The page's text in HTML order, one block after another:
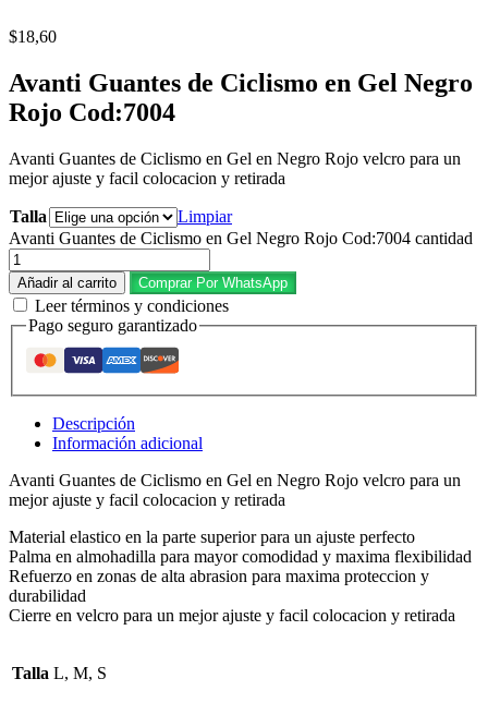
$18,60
Avanti Guantes de Ciclismo en Gel Negro
Rojo Cod:7004
Avanti Guantes de Ciclismo en Gel en Negro Rojo velcro para un
mejor ajuste y facil colocacion y retirada
Talla
Limpiar
Avanti Guantes de Ciclismo en Gel Negro Rojo Cod:7004 cantidad
Añadir al carrito Comprar Por WhatsApp
Leer términos y condiciones
Pago seguro garantizado
Descripción
Información adicional
Avanti Guantes de Ciclismo en Gel en Negro Rojo velcro para un
mejor ajuste y facil colocacion y retirada
Material elastico en la parte superior para un ajuste perfecto
Palma en almohadilla para mayor comodidad y maxima flexibilidad
Refuerzo en zonas de alta abrasion para maxima proteccion y
durabilidad
Cierre en velcro para un mejor ajuste y facil colocacion y retirada
Talla L, M, S